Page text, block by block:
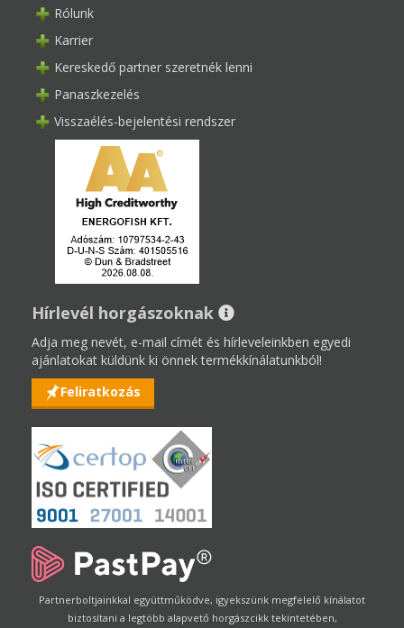
Rólunk
Karrier
Kereskedő partner szeretnék lenni
Panaszkezelés
Visszaélés-bejelentési rendszer
Hírlevél horgászoknak
Adja meg nevét, e-mail címét és hírleveleinkben egyedi
ajánlatokat küldünk ki önnek termékkínálatunkból!
Feliratkozás
Partnerboltjainkkal együttműködve, igyekszünk megfelelő kínálatot
biztosítani a legtöbb alapvető horgászcikk tekintetében,